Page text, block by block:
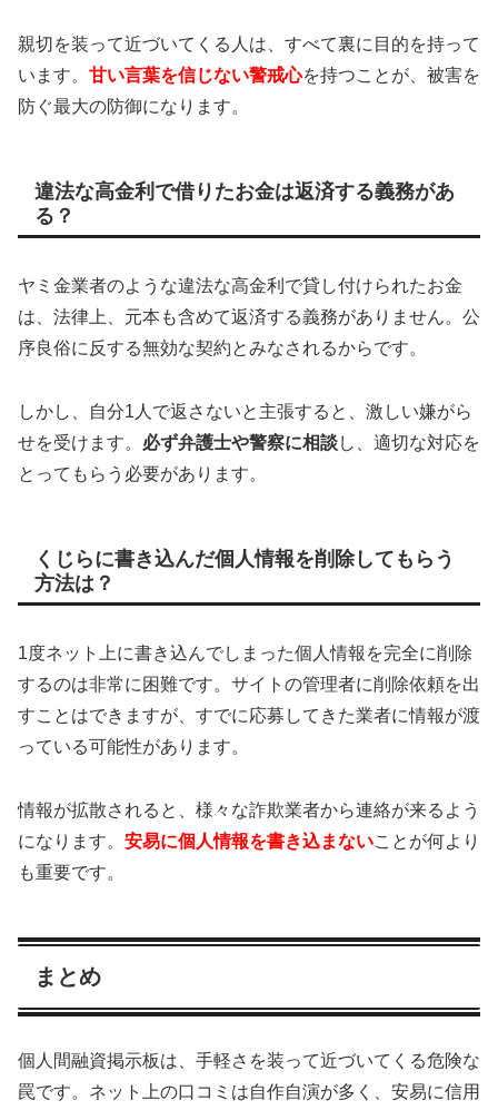
親切を装って近づいてくる人は、すべて裏に目的を持って
います。 甘い言葉を信じない警戒心を持つことが、被害を
防ぐ最大の防御になります。
違法な高金利で借りたお金は返済する義務があ
る？
ヤミ金業者のような違法な高金利で貸し付けられたお金
は、法律上、元本も含めて返済する義務がありません。公
序良俗に反する無効な契約とみなされるからです。
しかし、自分1人で返さないと主張すると、激しい嫌がら
せを受けます。 必ず弁護士や警察に相談し、適切な対応を
とってもらう必要があります。
くじらに書き込んだ個人情報を削除してもらう
方法は？
1度ネット上に書き込んでしまった個人情報を完全に削除
するのは非常に困難です。サイトの管理者に削除依頼を出
すことはできますが、すでに応募してきた業者に情報が渡
っている可能性があります。
情報が拡散されると、様々な詐欺業者から連絡が来るよう
になります。 安易に個人情報を書き込まないことが何より
も重要です。
まとめ
個人間融資掲示板は、手軽さを装って近づいてくる危険な
罠です。ネット上の口コミは自作自演が多く、安易に信用